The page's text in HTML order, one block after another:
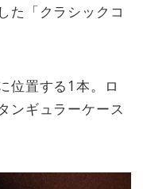
た「クラシックコ
位置する1本。ロ
ンギュラーケース